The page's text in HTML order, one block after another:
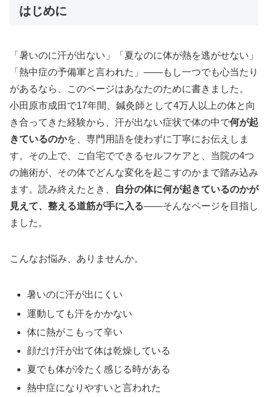
はじめに
「暑いのに汗が出ない」「夏なのに体が熱を逃がせない」
「熱中症の予備軍と言われた」——もし一つでも心当たり
があるなら、このページはあなたのために書きました。
小田原市成田で17年間、鍼灸師として4万人以上の体と向
き合ってきた経験から、汗が出ない症状で体の中で何が起
きているのかを、専門用語を使わずに丁寧にお伝えしま
す。その上で、ご自宅でできるセルフケアと、当院の4つ
の施術が、その体でどんな変化を起こすのかまで踏み込み
ます。読み終えたとき、
自分の体に何が起きているのかが
見えて、整える道筋が手に入る——そんなページを目指し
ました。
こんなお悩み、ありませんか。
暑いのに汗が出にくい
運動しても汗をかかない
体に熱がこもって辛い
顔だけ汗が出て体は乾燥している
夏でも体が冷たく感じる時がある
熱中症になりやすいと言われた